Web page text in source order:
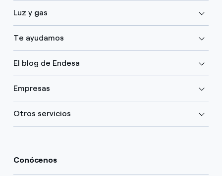
Luz y gas
Te ayudamos
El blog de Endesa
Empresas
Otros servicios
Conócenos